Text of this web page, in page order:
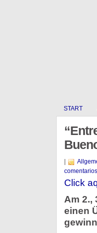
START
comentarios
Click
Am 2.,
einen